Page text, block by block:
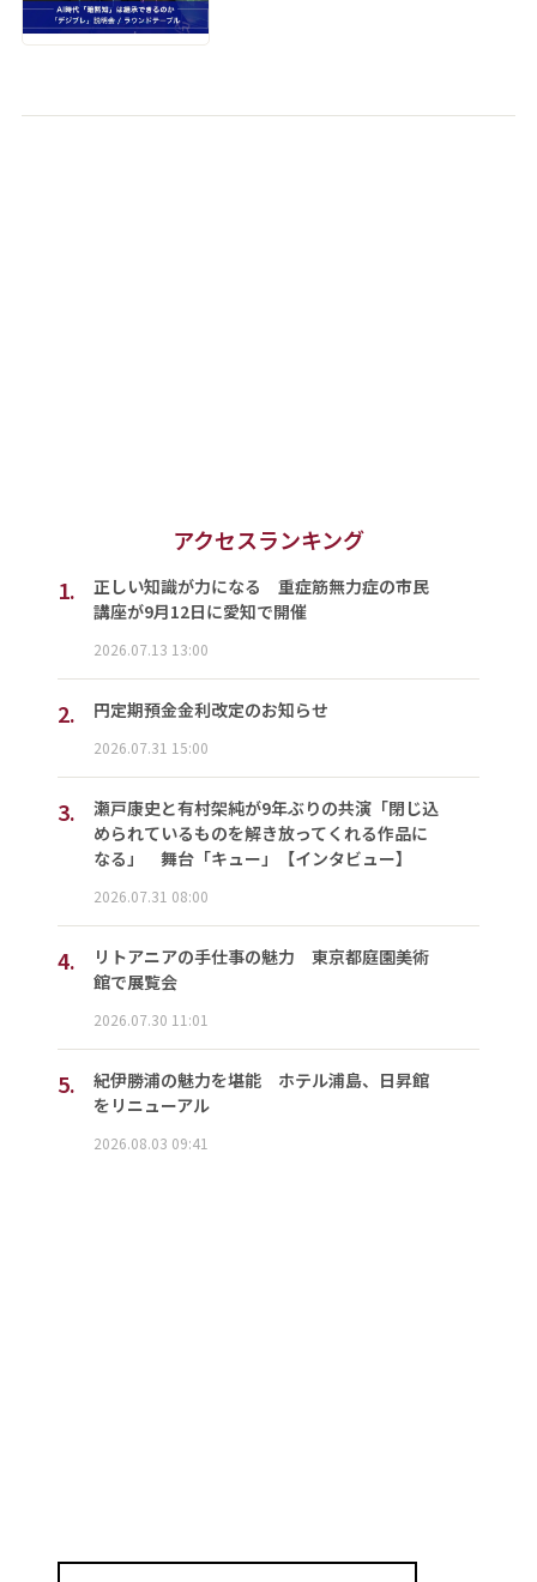
アクセスランキング
1.
正しい知識が力になる 重症筋無力症の市民
講座が9月12日に愛知で開催
2026.07.13 13:00
2. 円定期預金金利改定のお知らせ
2026.07.31 15:00
3.
瀬戸康史と有村架純が9年ぶりの共演「閉じ込
められているものを解き放ってくれる作品に
なる」 舞台「キュー」【インタビュー】
2026.07.31 08:00
4.
リトアニアの手仕事の魅力 東京都庭園美術
館で展覧会
2026.07.30 11:01
5.
紀伊勝浦の魅力を堪能 ホテル浦島、日昇館
をリニューアル
2026.08.03 09:41